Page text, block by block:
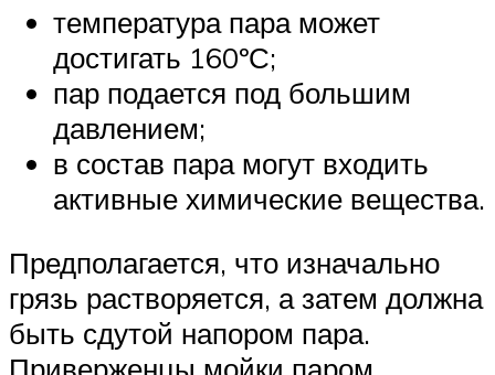
температура пара может
достигать 160ºС;
пар подается под большим
давлением;
в состав пара могут входить
активные химические вещества.
Предполагается, что изначально
грязь растворяется, а затем должна
быть сдутой напором пара.